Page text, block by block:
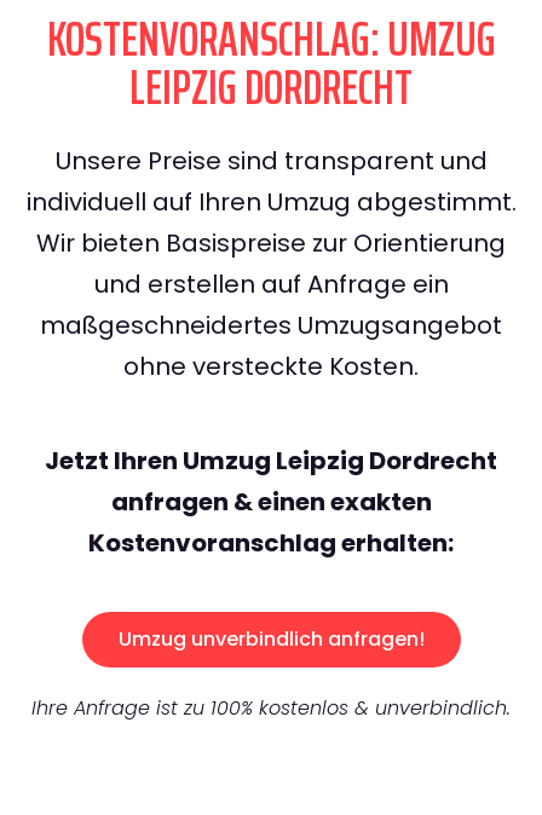
KOSTENVORANSCHLAG: UMZUG
LEIPZIG DORDRECHT
Unsere Preise sind transparent und
individuell auf Ihren Umzug abgestimmt.
Wir bieten Basispreise zur Orientierung
und erstellen auf Anfrage ein
maßgeschneidertes Umzugsangebot
ohne versteckte Kosten.
Jetzt Ihren Umzug Leipzig Dordrecht
anfragen & einen exakten
Kostenvoranschlag erhalten:
Umzug unverbindlich anfragen!
Ihre Anfrage ist zu 100% kostenlos & unverbindlich.